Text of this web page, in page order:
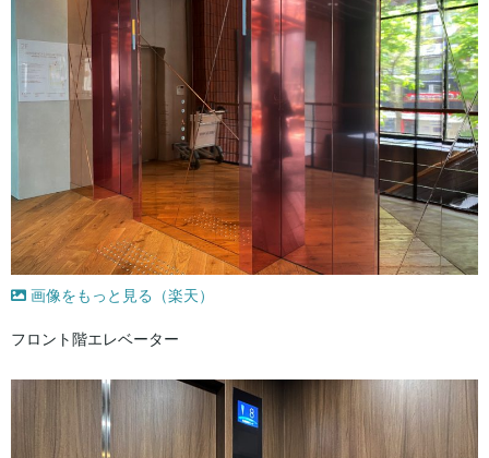
画像をもっと見る（楽天）
フロント階エレベーター